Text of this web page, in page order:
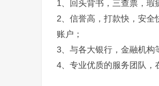
1、回头背书，三查票，瑕
2、信誉高，打款快，安
账户；
3、与各大银行，金融机构
4、专业优质的服务团队，